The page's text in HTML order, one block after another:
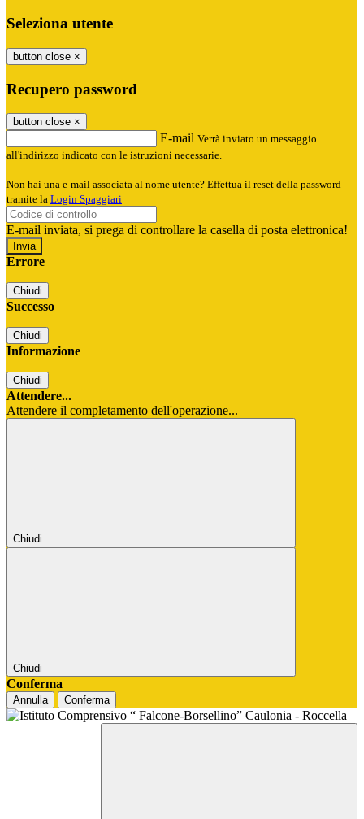
Seleziona utente
button close ×
Recupero password
button close ×
E-mail Verrà inviato un messaggio
all'indirizzo indicato con le istruzioni necessarie.
Non hai una e-mail associata al nome utente? Effettua il reset della password
tramite la Login Spaggiari
E-mail inviata, si prega di controllare la casella di posta elettronica!
Errore
Chiudi
Successo
Chiudi
Informazione
Chiudi
Attendere...
Attendere il completamento dell'operazione...
Chiudi
Chiudi
Conferma
Annulla Conferma